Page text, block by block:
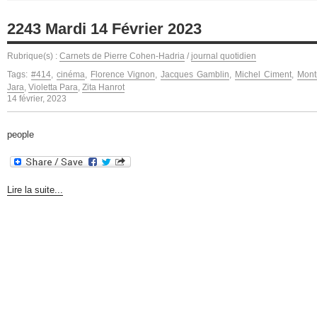
2243 Mardi 14 Février 2023
Rubrique(s) : Carnets de Pierre Cohen-Hadria / journal quotidien
Tags: #414, cinéma, Florence Vignon,Jacques Gamblin, Michel Ciment,
Jara, Violetta Para, Zita Hanrot
14 février, 2023
people
Lire la suite...